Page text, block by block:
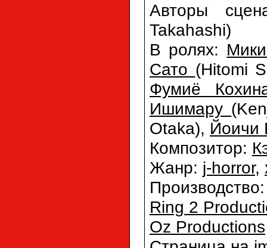
Авторы
Takahashi)
В ролях:
Сато (Hitomi
Фумиё
Ишимару
Otaka), Йоичи
Композитор:
Жанр: j-horror,
Ring 2
Oz Productions